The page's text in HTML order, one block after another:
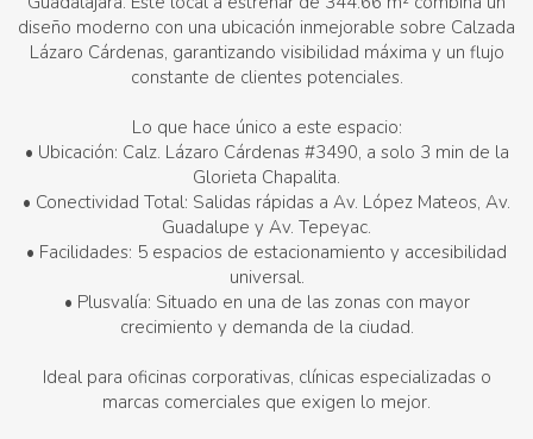
diseño moderno con una ubicación inmejorable sobre Calzada
Lázaro Cárdenas, garantizando visibilidad máxima y un flujo
constante de clientes potenciales.
Lo que hace único a este espacio:
• Ubicación: Calz. Lázaro Cárdenas #3490, a solo 3 min de la
Glorieta Chapalita.
• Conectividad Total: Salidas rápidas a Av. López Mateos, Av.
Guadalupe y Av. Tepeyac.
• Facilidades: 5 espacios de estacionamiento y accesibilidad
universal.
• Plusvalía: Situado en una de las zonas con mayor
crecimiento y demanda de la ciudad.
Ideal para oficinas corporativas, clínicas especializadas o
marcas comerciales que exigen lo mejor.